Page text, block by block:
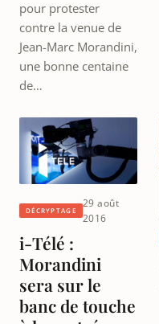
pour protester
contre la venue de
Jean-Marc Morandini,
une bonne centaine
de…
DÉCRYPTAGE
29 août
2016
i-Télé :
Morandini
sera sur le
banc de touche